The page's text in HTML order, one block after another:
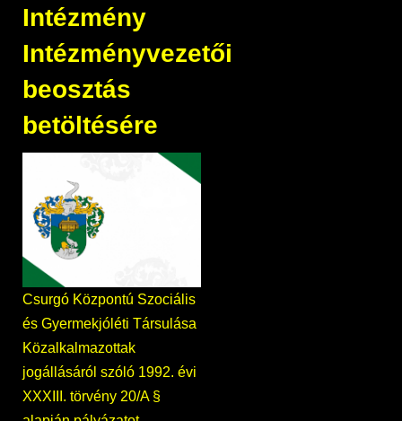
Intézmény
Intézményvezetői
beosztás
betöltésére
Csurgó Központú Szociális
és Gyermekjóléti Társulása
Közalkalmazottak
jogállásáról szóló 1992. évi
XXXIII. törvény 20/A §